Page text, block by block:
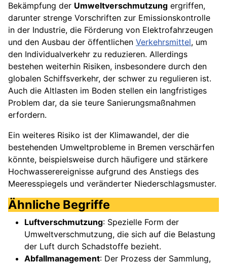
Bekämpfung der Umweltverschmutzung ergriffen,
darunter strenge Vorschriften zur Emissionskontrolle
in der Industrie, die Förderung von Elektrofahrzeugen
und den Ausbau der öffentlichen Verkehrsmittel, um
den Individualverkehr zu reduzieren. Allerdings
bestehen weiterhin Risiken, insbesondere durch den
globalen Schiffsverkehr, der schwer zu regulieren ist.
Auch die Altlasten im Boden stellen ein langfristiges
Problem dar, da sie teure Sanierungsmaßnahmen
erfordern.
Ein weiteres Risiko ist der Klimawandel, der die
bestehenden Umweltprobleme in Bremen verschärfen
könnte, beispielsweise durch häufigere und stärkere
Hochwasserereignisse aufgrund des Anstiegs des
Meeresspiegels und veränderter Niederschlagsmuster.
Ähnliche Begriffe
Luftverschmutzung: Spezielle Form der
Umweltverschmutzung, die sich auf die Belastung
der Luft durch Schadstoffe bezieht.
Abfallmanagement: Der Prozess der Sammlung,